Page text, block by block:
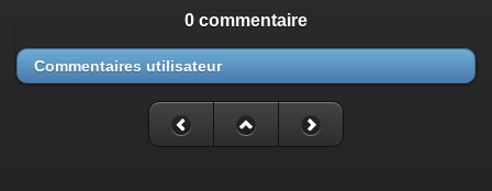
0 commentaire
Commentaires utilisateur